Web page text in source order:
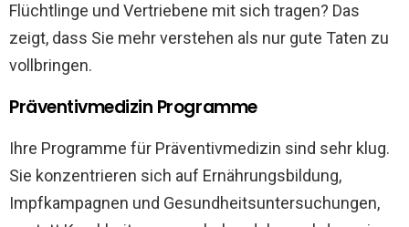
Flüchtlinge und Vertriebene mit sich tragen? Das
zeigt, dass Sie mehr verstehen als nur gute Taten zu
vollbringen.
Präventivmedizin Programme
Ihre Programme für Präventivmedizin sind sehr klug.
Sie konzentrieren sich auf Ernährungsbildung,
Impfkampagnen und Gesundheitsuntersuchungen,